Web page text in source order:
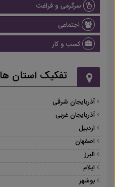
سرگرمی و فراغت
اجتماعی
کسب و کار
تفکیک استان ها
آذربایجان شرقی
آذربایجان غربی
اردبیل
اصفهان
البرز
ایلام
بوشهر